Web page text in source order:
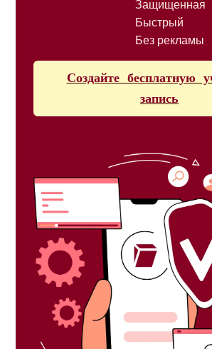
Защищенная
Быстрый
Без рекламы
Создайте бесплатную
запись